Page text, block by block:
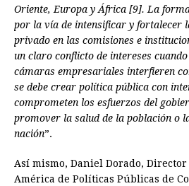
Oriente, Europa y África [9]. La
por la vía de intensificar y fortalecer
privado en las comisiones e
un claro conflicto de intereses
cámaras empresariales interfieren
se debe crear política pública con
comprometen los esfuerzos del
promover la salud de la población o
nación”.
Así mismo, Daniel Dorado,
América de Políticas Públicas de